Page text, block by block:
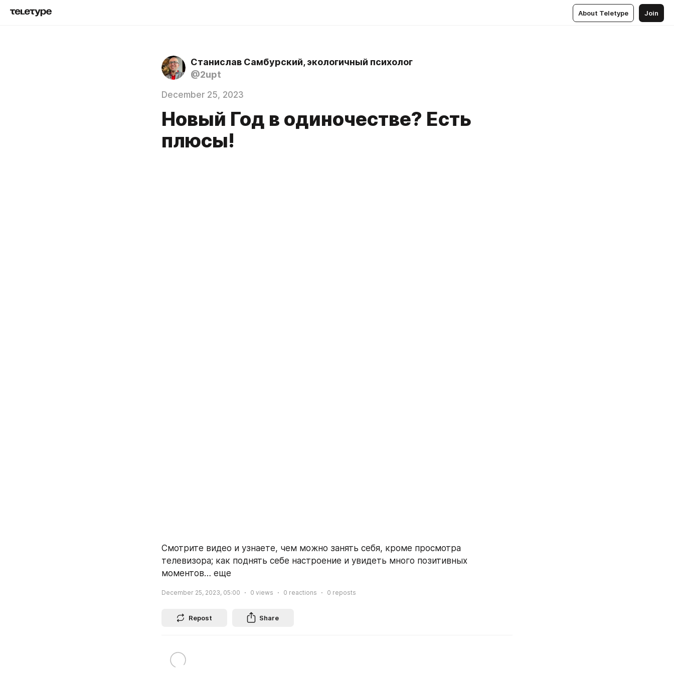
About Teletype Join
Станислав Самбурский, экологичный психолог
@2upt
December 25, 2023
Новый Год в одиночестве? Есть
плюсы!
Смотрите видео и узнаете, чем можно занять себя, кроме просмотра
телевизора; как поднять себе настроение и увидеть много позитивных
моментов… еще
December 25, 2023, 05:00 0 views 0 reactions 0 reposts
Repost Share